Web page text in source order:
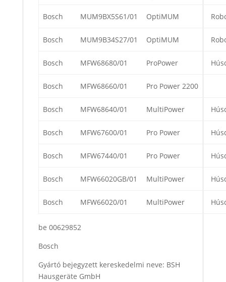
Bosch MUM9BX5S61/01 OptiMUM
Bosch MUM9B34S27/01 OptiMUM
Bosch MFW68680/01 ProPower
Bosch MFW68660/01 Pro Power 2200
Bosch MFW68640/01 MultiPower
Bosch MFW67600/01 Pro Power
Bosch MFW67440/01 Pro Power
Bosch MFW66020GB/01 MultiPower
Bosch MFW66020/01 MultiPower
be 00629852
Bosch
Gyártó bejegyzett kereskedelmi neve: BSH
Hausgeräte GmbH